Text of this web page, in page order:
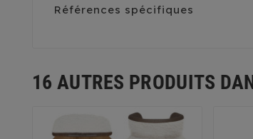
Références spécifiques
16 AUTRES PRODUITS